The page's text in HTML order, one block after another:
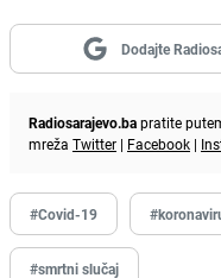
Dodajte
Radiosarajevo.bapratite
mreža Twitter | Facebook |
#Covid-19
#smrtni slučaj